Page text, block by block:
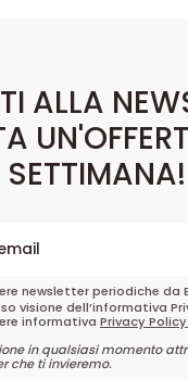
ALLA
SETTIMANA!
newsletter periodiche da
visione dell’informativa
informativa Privacy Policy
in qualsiasi momento
che ti invieremo.